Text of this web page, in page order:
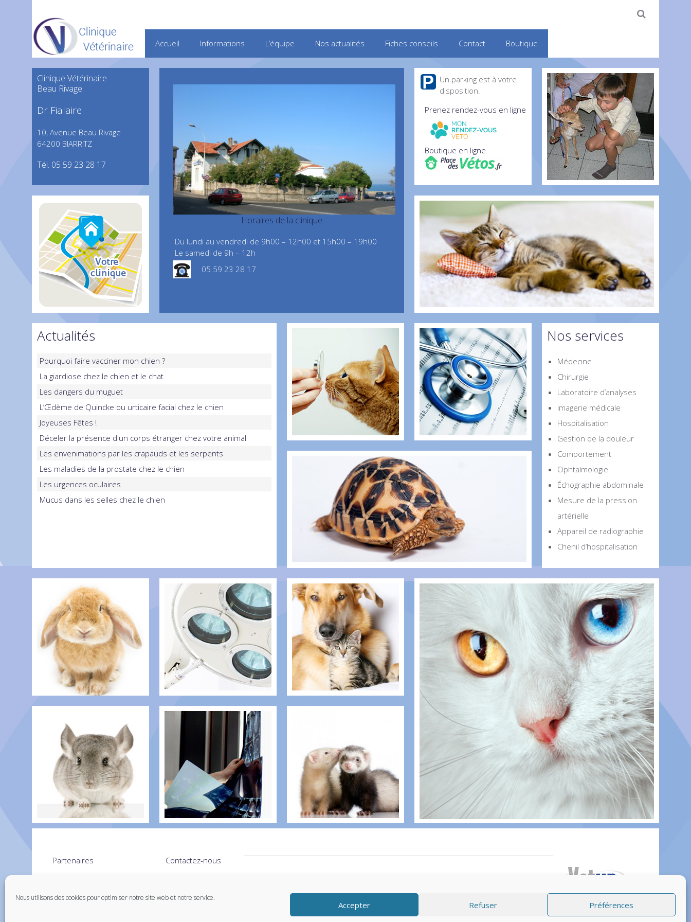
Nous utilisons des cookies pour optimiser notre site web et notre service.
Accepter Refuser Préférences
Accueil Informations L’équipe Nos actualités Fiches conseils Contact Boutique
Clinique Vétérinaire
Beau Rivage
Dr Fialaire
10, Avenue Beau Rivage
64200 BIARRITZ
Tél. 05 59 23 28 17
Horaires de la clinique
Du lundi au vendredi de 9h00 – 12h00 et 15h00 – 19h00
Le samedi de 9h – 12h
05 59 23 28 17
Un parking est à votre
disposition.
Prenez rendez-vous en ligne
Boutique en ligne
Actualités
Pourquoi faire vacciner mon chien ?
La giardiose chez le chien et le chat
Les dangers du muguet
L’Œdème de Quincke ou urticaire facial chez le chien
Joyeuses Fêtes !
Déceler la présence d'un corps étranger chez votre animal
Les envenimations par les crapauds et les serpents
Les maladies de la prostate chez le chien
Les urgences oculaires
Mucus dans les selles chez le chien
Nos services
Médecine
Chirurgie
Laboratoire d’analyses
imagerie médicale
Hospitalisation
Gestion de la douleur
Comportement
Ophtalmologie
Échographie abdominale
Mesure de la pression
artérielle
Appareil de radiographie
Chenil d’hospitalisation
Partenaires Contactez-nous